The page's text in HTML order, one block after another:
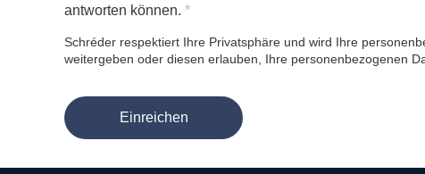
antworten können.
Schréder respektiert Ihre Privatsphäre und wird Ihre
weitergeben oder diesen erlauben, Ihre personenbezogenen